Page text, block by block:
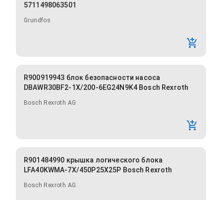
5711498063501
Grundfos
R900919943 блок безопасности насоса
DBAWR30BF2-1X/200-6EG24N9K4 Bosch Rexroth
Bosch Rexroth AG
R901484990 крышка логического блока
LFA40KWMA-7X/450P25X25P Bosch Rexroth
Bosch Rexroth AG